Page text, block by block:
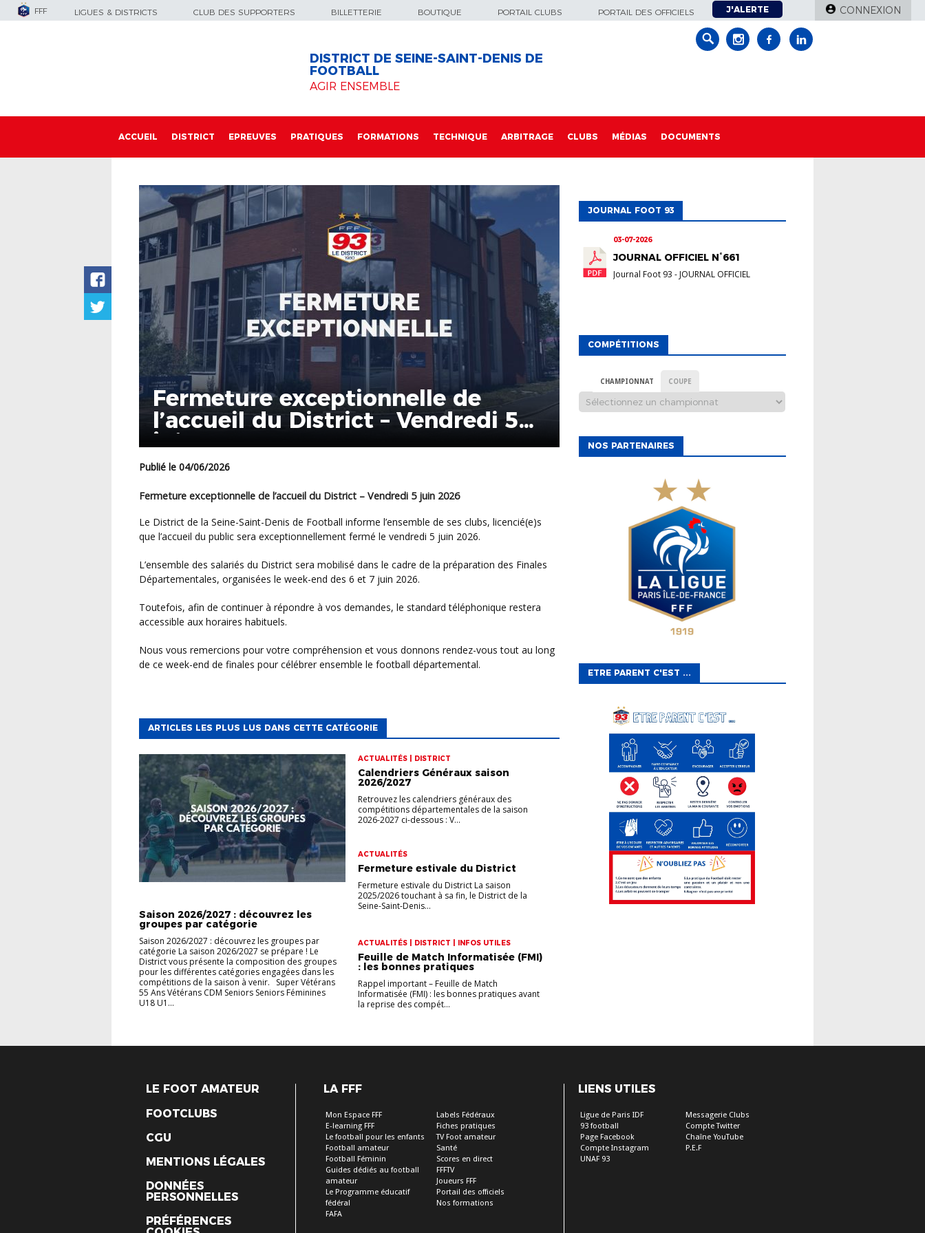
FFF LIGUES & DISTRICTS CLUB DES SUPPORTERS BILLETTERIE BOUTIQUE PORTAIL CLUBS PORTAIL DES OFFICIELS J'ALERTE CONNEXION
DISTRICT DE SEINE-SAINT-DENIS DE
FOOTBALL
AGIR ENSEMBLE
ACCUEIL DISTRICT EPREUVES PRATIQUES FORMATIONS TECHNIQUE ARBITRAGE CLUBS MÉDIAS DOCUMENTS
Fermeture exceptionnelle de
l’accueil du District – Vendredi 5
juin 2026
Publié le 04/06/2026
Fermeture exceptionnelle de l’accueil du District – Vendredi 5 juin 2026
Le District de la Seine-Saint-Denis de Football informe l’ensemble de ses clubs, licencié(e)s
que l’accueil du public sera exceptionnellement fermé le vendredi 5 juin 2026.
L’ensemble des salariés du District sera mobilisé dans le cadre de la préparation des Finales
Départementales, organisées le week-end des 6 et 7 juin 2026.
Toutefois, afin de continuer à répondre à vos demandes, le standard téléphonique restera
accessible aux horaires habituels.
Nous vous remercions pour votre compréhension et vous donnons rendez-vous tout au long
de ce week-end de finales pour célébrer ensemble le football départemental.
ARTICLES LES PLUS LUS DANS CETTE CATÉGORIE
Saison 2026/2027 : découvrez les
groupes par catégorie
Saison 2026/2027 : découvrez les groupes par
catégorie La saison 2026/2027 se prépare ! Le
District vous présente la composition des groupes
pour les différentes catégories engagées dans les
compétitions de la saison à venir. Super Vétérans
55 Ans Vétérans CDM Seniors Seniors Féminines
U18 U1...
ACTUALITÉS | DISTRICT
Calendriers Généraux saison
2026/2027
Retrouvez les calendriers généraux des
compétitions départementales de la saison
2026-2027 ci-dessous : V...
ACTUALITÉS
Fermeture estivale du District
Fermeture estivale du District La saison
2025/2026 touchant à sa fin, le District de la
Seine-Saint-Denis...
ACTUALITÉS | DISTRICT | INFOS UTILES
Feuille de Match Informatisée (FMI)
: les bonnes pratiques
Rappel important – Feuille de Match
Informatisée (FMI) : les bonnes pratiques avant
la reprise des compét...
JOURNAL FOOT 93
03-07-2026
JOURNAL OFFICIEL N°661
Journal Foot 93 - JOURNAL OFFICIEL
COMPÉTITIONS
CHAMPIONNAT COUPE
NOS PARTENAIRES
ETRE PARENT C'EST ...
LE FOOT AMATEUR
FOOTCLUBS
CGU
MENTIONS LÉGALES
DONNÉES
PERSONNELLES
PRÉFÉRENCES
LA FFF
Mon Espace FFF
E-learning FFF
Le football pour les enfants
Football amateur
Football Féminin
Guides dédiés au football
amateur
Le Programme éducatif
fédéral
FAFA
Labels Fédéraux
Fiches pratiques
TV Foot amateur
Santé
Scores en direct
FFFTV
Joueurs FFF
Portail des officiels
Nos formations
LIENS UTILES
Ligue de Paris IDF
93 football
Page Facebook
Compte Instagram
UNAF 93
Messagerie Clubs
Compte Twitter
Chaîne YouTube
P.E.F